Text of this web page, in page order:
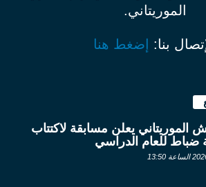
الموريتاني.
بنا: إضغط هنا
الموريتاني يعلن مسابقة لاكتتاب
ضباط للعام الدراسي
13:50